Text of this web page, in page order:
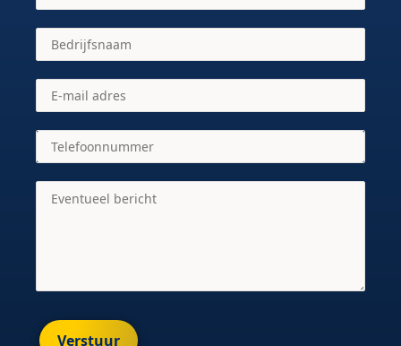
Verstuur